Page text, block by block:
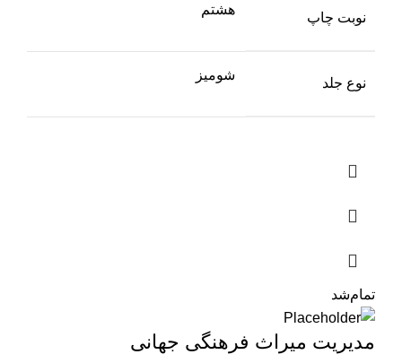
نوبت چاپ
هشتم
نوع جلد
شومیز
تمام‌شد
مدیریت میراث فرهنگی جهانی